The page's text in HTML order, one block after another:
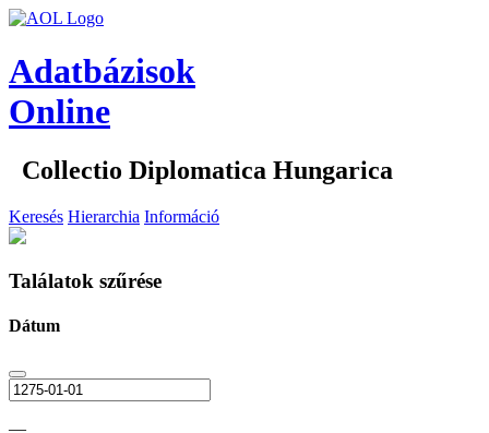
Adatbázisok
Online
Collectio Diplomatica Hungarica
Keresés Hierarchia Információ
Találatok szűrése
Dátum
—